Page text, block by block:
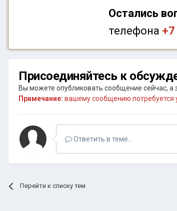
Остались
телефона
Присоединяйтесь к
Вы можете опубликовать сообщение сейчас, а
Примечание: вашему сообщению потребуется
Ответить в теме...
Перейти к списку тем